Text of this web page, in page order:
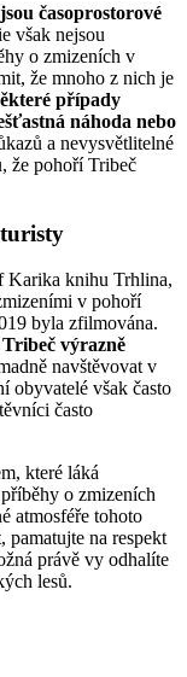
časoprostorové
však nejsou
o zmizeních v
že mnoho z nich je
případy
náhoda nebo
a nevysvětlitelné
že pohoří Tribeč
Karika knihu Trhlina,
v pohoří
byla zfilmována.
výrazně
navštěvovat v
obyvatelé však často
často
které láká
o zmizeních
atmosféře tohoto
pamatujte na respekt
právě vy odhalíte
lesů.